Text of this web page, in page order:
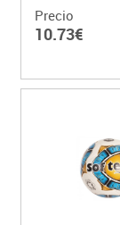
Precio
10.73€